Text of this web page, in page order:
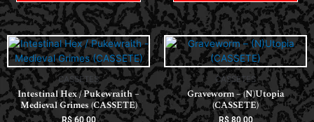
CASSETES
Intestinal Hex / Pukewraith –
Medieval Grimes (CASSETE)
CASSETES
Graveworm – (N)Utopia
(CASSETE)